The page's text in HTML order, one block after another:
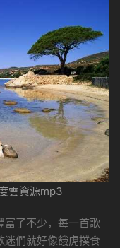
雲資源mp3
富了不少，每一首歌
迷們就好像餓虎撲食